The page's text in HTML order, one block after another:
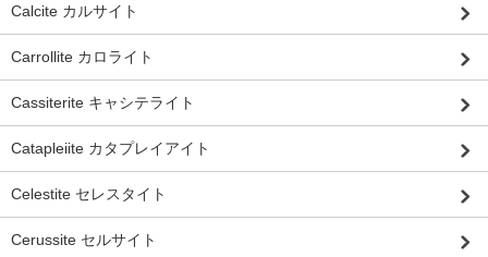
Calcite カルサイト
Carrollite カロライト
Cassiterite キャシテライト
Catapleiite カタプレイアイト
Celestite セレスタイト
Cerussite セルサイト